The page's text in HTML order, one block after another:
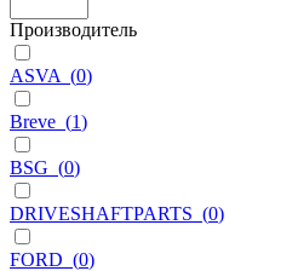
Производитель
ASVA (0)
Breve (1)
BSG (0)
DRIVESHAFTPARTS (0)
FORD (0)